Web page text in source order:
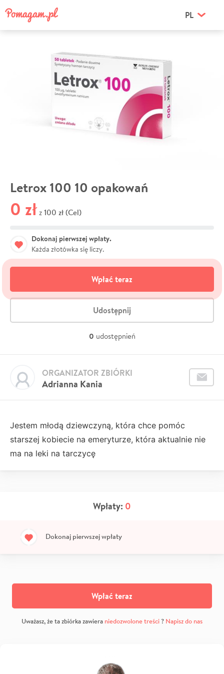
PL
Letrox 100 10 opakowań
0 zł z 100 zł (Cel)
Dokonaj pierwszej wpłaty.
Każda złotówka się liczy.
Wpłać teraz
Udostępnij
0 udostępnień
Adrianna Kania
ORGANIZATOR ZBIÓRKI
Jestem młodą dziewczyną, która chce pomóc
starszej kobiecie na emeryturze, która aktualnie nie
ma na leki na tarczycę
Wpłaty: 0
Dokonaj pierwszej wpłaty
Wpłać teraz
Uważasz, że ta zbiórka zawiera niedozwolone treści? Napisz do nas